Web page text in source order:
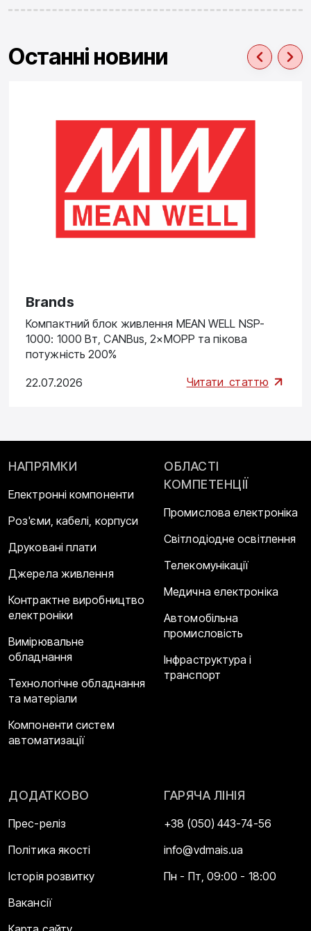
Останні новини
Brands
Компактний блок живлення MEAN WELL NSP-
1000: 1000 Вт, CANBus, 2×MOPP та пікова
потужність 200%
22.07.2026 Читати статтю
НАПРЯМКИ
Електронні компоненти
Роз'єми, кабелі, корпуси
Друковані плати
Джерела живлення
Контрактне виробництво
електроніки
Вимірювальне
обладнання
Технологічне обладнання
та матеріали
Компоненти систем
автоматизації
ОБЛАСТІ
КОМПЕТЕНЦІЇ
Промислова електроніка
Світлодіодне освітлення
Телекомунікації
Медична електроніка
Автомобільна
промисловість
Інфраструктура і
транспорт
ДОДАТКОВО
Прес-реліз
Політика якості
Історія розвитку
Вакансії
ГАРЯЧА ЛІНІЯ
+38 (050) 443-74-56
info@vdmais.ua
Пн - Пт, 09:00 - 18:00